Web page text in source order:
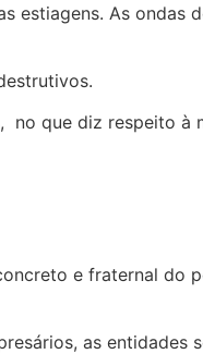
estiagens. As ondas
que diz respeito à
e fraternal do
as entidades